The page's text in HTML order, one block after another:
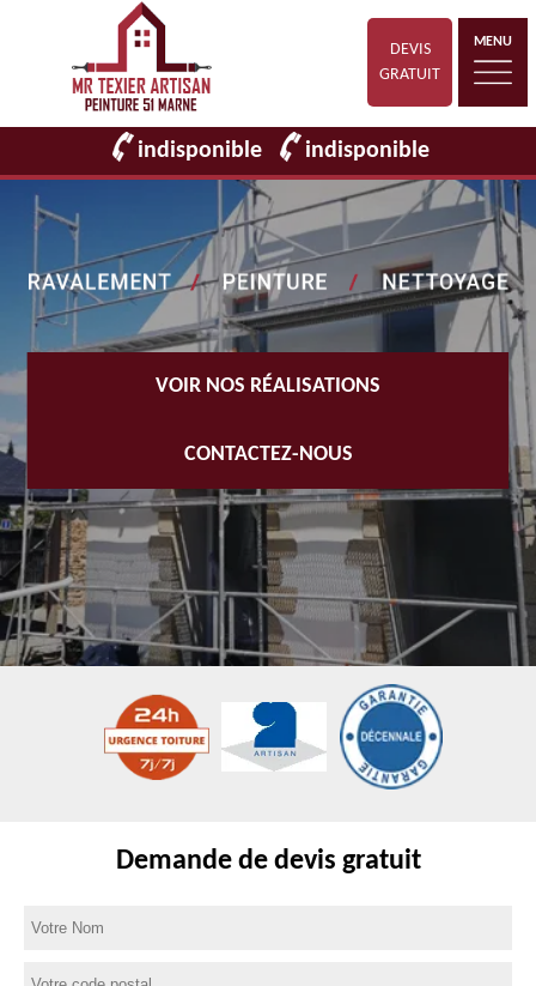
DEVIS
GRATUIT
MENU
indisponible indisponible
VOIR NOS RÉALISATIONS
CONTACTEZ-NOUS
Demande de devis gratuit